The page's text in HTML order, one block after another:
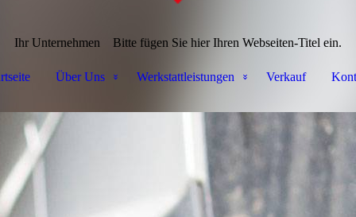
Ihr Unternehmen Bitte fügen Sie hier Ihren Webseiten-Titel ein.
Über Uns Werkstattleistungen Verkauf